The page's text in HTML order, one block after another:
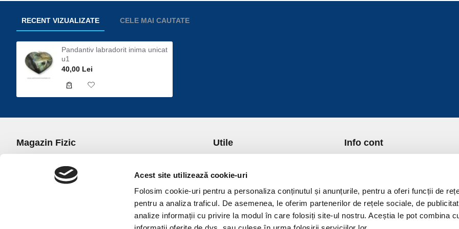
Acest site utilizează cookie-uri
Folosim cookie-uri pentru a personaliza conținutul și anunțurile, pentru a oferi funcții de
pentru a analiza traficul. De asemenea, le oferim partenerilor de rețele sociale, de
analize informații cu privire la modul în care folosiți site-ul nostru. Aceștia le pot combina
RECENT VIZUALIZATE CELE MAI CAUTATE
Pandantiv labradorit inima unicat
u1
40,00 Lei
Magazin Fizic
office@universulcristalelor.ro
0799 879 911, 0723 145 611 (Comenzi Telefonice)
Utile
Transport si Plata
Politica de Returnare
Politica de confidentialitate
Politica Cookies
Termeni si conditii
Info cont
Lista Favorite
GDPR - Protectia datelor
Contact